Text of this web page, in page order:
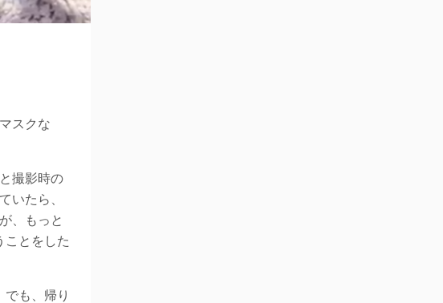
スクな
撮影時の
いたら、
、もっと
ことをした
も、帰り